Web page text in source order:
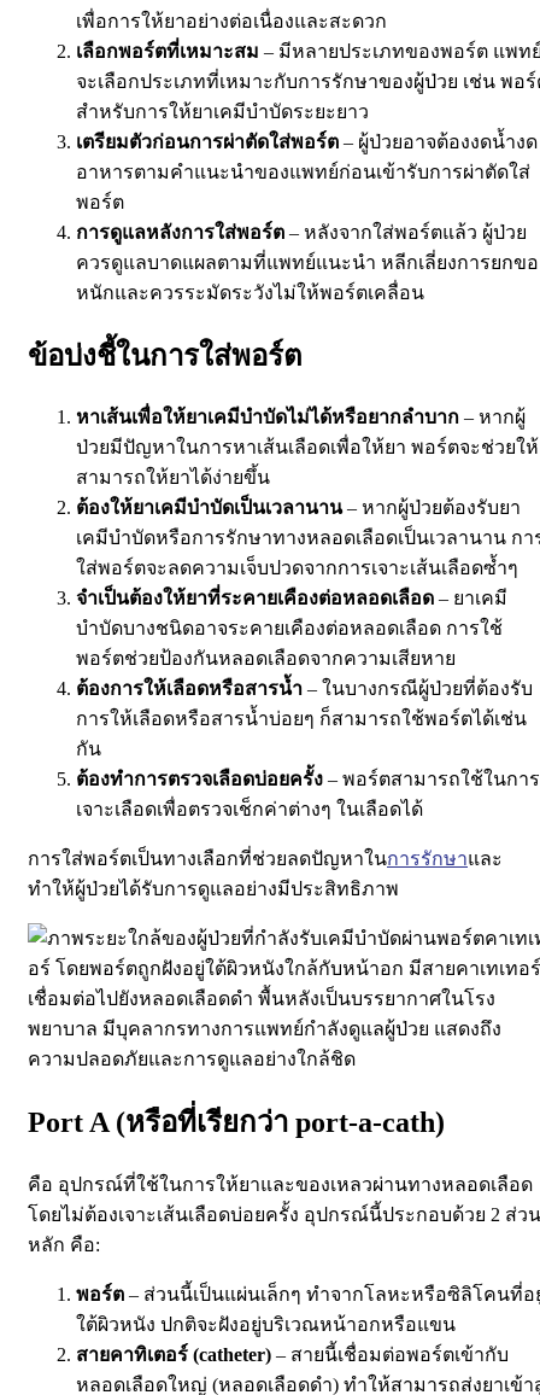
เพื่อการให้ยาอย่างต่อเนื่องและสะดวก
เลือกพอร์ตที่เหมาะสม – มีหลายประเภทของพอร์ต แพท
จะเลือกประเภทที่เหมาะกับการรักษาของผู้ป่วย เช่น พอ
สำหรับการให้ยาเคมีบำบัดระยะยาว
เตรียมตัวก่อนการผ่าตัดใส่พอร์ต – ผู้ป่วยอาจต้องงดน้ำงด
อาหารตามคำแนะนำของแพทย์ก่อนเข้ารับการผ่าตัดใส่
พอร์ต
การดูแลหลังการใส่พอร์ต – หลังจากใส่พอร์ตแล้ว ผู้ป่วย
ควรดูแลบาดแผลตามที่แพทย์แนะนำ หลีกเลี่ยงการยกขอ
หนักและควรระมัดระวังไม่ให้พอร์ตเคลื่อน
ข้อบ่งชี้ในการใส่พอร์ต
หาเส้นเพื่อให้ยาเคมีบำบัดไม่ได้หรือยากลำบาก – หากผู้
ป่วยมีปัญหาในการหาเส้นเลือดเพื่อให้ยา พอร์ตจะช่วยให้
สามารถให้ยาได้ง่ายขึ้น
ต้องให้ยาเคมีบำบัดเป็นเวลานาน– หากผู้ป่วยต้องรับยา
เคมีบำบัดหรือการรักษาทางหลอดเลือดเป็นเวลานาน กา
ใส่พอร์ตจะลดความเจ็บปวดจากการเจาะเส้นเลือดซ้ำๆ
จำเป็นต้องให้ยาที่ระคายเคืองต่อหลอดเลือด – ยาเคมี
บำบัดบางชนิดอาจระคายเคืองต่อหลอดเลือด การใช้
พอร์ตช่วยป้องกันหลอดเลือดจากความเสียหาย
ต้องการให้เลือดหรือสารน้ำ – ในบางกรณีผู้ป่วยที่ต้องรับ
การให้เลือดหรือสารน้ำบ่อยๆ ก็สามารถใช้พอร์ตได้เช่น
กัน
ต้องทำการตรวจเลือดบ่อยครั้ง – พอร์ตสามารถใช้ในการ
เจาะเลือดเพื่อตรวจเช็กค่าต่างๆ ในเลือดได้
การใส่พอร์ตเป็นทางเลือกที่ช่วยลดปัญหาในการรักษาและ
ทำให้ผู้ป่วยได้รับการดูแลอย่างมีประสิทธิภาพ
Port A (หรือที่เรียกว่า port-a-cath)
คือ อุปกรณ์ที่ใช้ในการให้ยาและของเหลวผ่านทางหลอดเลือด
โดยไม่ต้องเจาะเส้นเลือดบ่อยครั้ง อุปกรณ์นี้ประกอบด้วย 2 ส่วน
หลัก คือ:
พอร์ต – ส่วนนี้เป็นแผ่นเล็กๆ ทำจากโลหะหรือซิลิโคนที่อ
ใต้ผิวหนัง ปกติจะฝังอยู่บริเวณหน้าอกหรือแขน
สายคาทิเตอร์ (catheter) – สายนี้เชื่อมต่อพอร์ตเข้ากับ
หลอดเลือดใหญ่ (หลอดเลือดดำ) ทำให้สามารถส่งยาเข้า